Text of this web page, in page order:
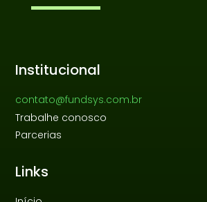
Institucional
contato@fundsys.com.br
Trabalhe conosco
Parcerias
Links